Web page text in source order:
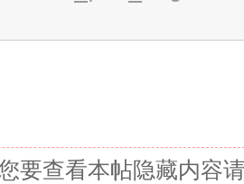
要查看本帖隐藏内容